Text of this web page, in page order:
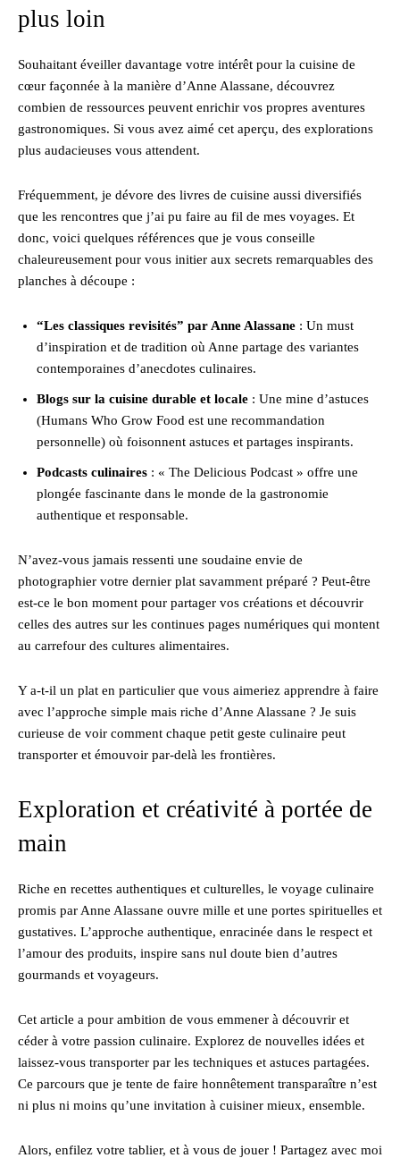
plus loin
Souhaitant éveiller davantage votre intérêt pour la cuisine de
cœur façonnée à la manière d’Anne Alassane, découvrez
combien de ressources peuvent enrichir vos propres aventures
gastronomiques. Si vous avez aimé cet aperçu, des explorations
plus audacieuses vous attendent.
Fréquemment, je dévore des livres de cuisine aussi diversifiés
que les rencontres que j’ai pu faire au fil de mes voyages. Et
donc, voici quelques références que je vous conseille
chaleureusement pour vous initier aux secrets remarquables des
planches à découpe :
“Les classiques revisités” par Anne Alassane : Un must
d’inspiration et de tradition où Anne partage des variantes
contemporaines d’anecdotes culinaires.
Blogs sur la cuisine durable et locale : Une mine d’astuces
(Humans Who Grow Food est une recommandation
personnelle) où foisonnent astuces et partages inspirants.
Podcasts culinaires : « The Delicious Podcast » offre une
plongée fascinante dans le monde de la gastronomie
authentique et responsable.
N’avez-vous jamais ressenti une soudaine envie de
photographier votre dernier plat savamment préparé ? Peut-être
est-ce le bon moment pour partager vos créations et découvrir
celles des autres sur les continues pages numériques qui montent
au carrefour des cultures alimentaires.
Y a-t-il un plat en particulier que vous aimeriez apprendre à faire
avec l’approche simple mais riche d’Anne Alassane ? Je suis
curieuse de voir comment chaque petit geste culinaire peut
transporter et émouvoir par-delà les frontières.
Exploration et créativité à portée de
main
Riche en recettes authentiques et culturelles, le voyage culinaire
promis par Anne Alassane ouvre mille et une portes spirituelles et
gustatives. L’approche authentique, enracinée dans le respect et
l’amour des produits, inspire sans nul doute bien d’autres
gourmands et voyageurs.
Cet article a pour ambition de vous emmener à découvrir et
céder à votre passion culinaire. Explorez de nouvelles idées et
laissez-vous transporter par les techniques et astuces partagées.
Ce parcours que je tente de faire honnêtement transparaître n’est
ni plus ni moins qu’une invitation à cuisiner mieux, ensemble.
Alors, enfilez votre tablier, et à vous de jouer ! Partagez avec moi